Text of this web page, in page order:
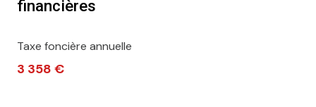
financières
Taxe foncière annuelle
3 358 €